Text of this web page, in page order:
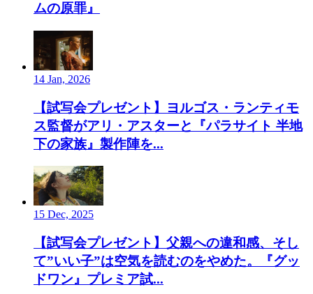
ムの原罪』
14 Jan, 2026
【試写会プレゼント】ヨルゴス・ランティモ
ス監督がアリ・アスターと『パラサイト 半地
下の家族』製作陣を...
15 Dec, 2025
【試写会プレゼント】父親への違和感、そし
て”いい子”は空気を読むのをやめた。『グッ
ドワン』プレミア試...